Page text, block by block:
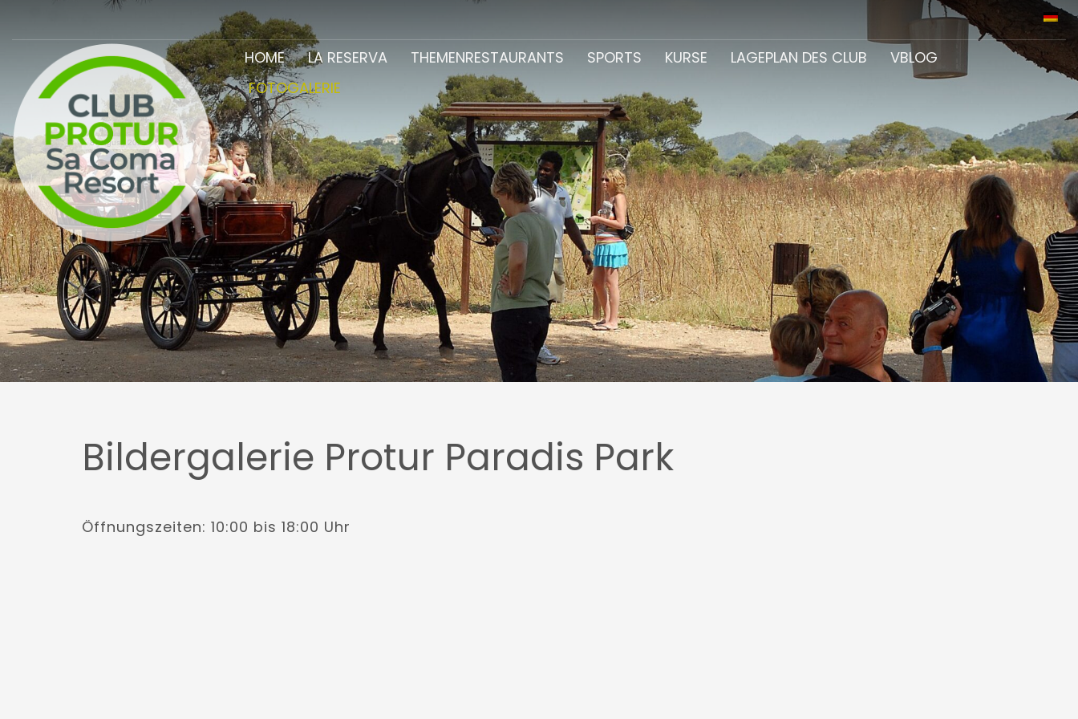
HOME LA RESERVA THEMENRESTAURANTS SPORTS KURSE LAGEPLAN DES CLUB
VBLOG
FOTOGALERIE
8 August, 2026
Bildergalerie Protur Paradis Park
Öffnungszeiten: 10:00 bis 18:00 Uhr